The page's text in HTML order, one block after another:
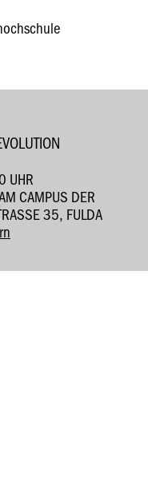
UHR
CAMPUS DER
35, FULDA